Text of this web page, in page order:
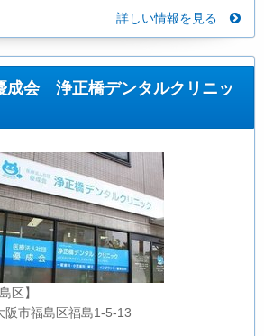
詳しい情報を見る
成会 浄正橋デンタルクリニッ
区】
阪市福島区福島1-5-13